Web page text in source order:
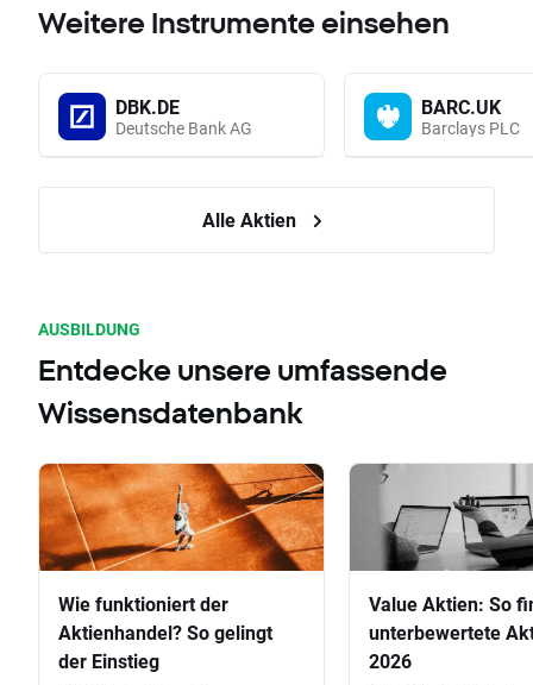
Weitere Instrumente einsehen
DBK.DE
Deutsche Bank AG
BARC.UK
Barclays PLC
Alle Aktien
AUSBILDUNG
Entdecke unsere umfassende
Wissensdatenbank
Wie funktioniert der
Aktienhandel? So gelingt
der Einstieg
Value Aktien: So
unterbewertete
2026